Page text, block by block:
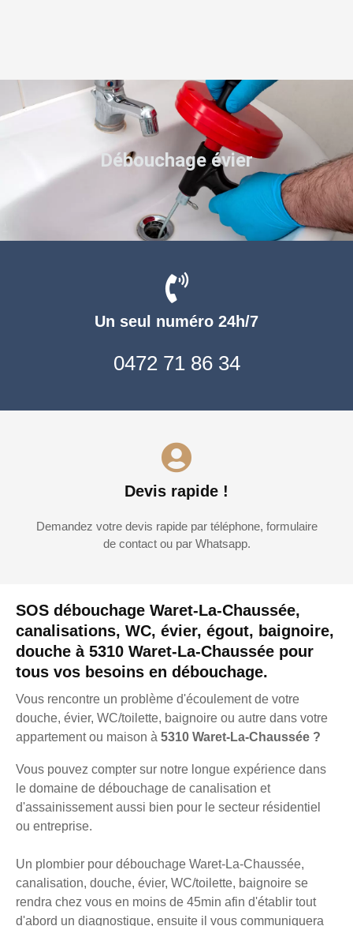
SOS débouchage Waret-La-Chaussée,
canalisations, WC, évier, égout, baignoire,
douche à 5310 Waret-La-Chaussée pour
tous vos besoins en débouchage.
Vous rencontre un problème d'écoulement de votre
douche, évier, WC/toilette, baignoire ou autre dans votre
appartement ou maison à 5310 Waret-La-Chaussée ?
Vous pouvez compter sur notre longue expérience dans
le domaine de débouchage de canalisation et
d'assainissement aussi bien pour le secteur résidentiel
ou entreprise.
Un plombier pour débouchage Waret-La-Chaussée,
canalisation, douche, évier, WC/toilette, baignoire se
rendra chez vous en moins de 45min afin d'établir tout
d'abord un diagnostique, ensuite il vous communiquera
Un seul numéro 24h/7
0472 71 86 34
Devis rapide !
Demandez votre devis rapide par téléphone, formulaire
de contact ou par Whatsapp.
Débouchage évier